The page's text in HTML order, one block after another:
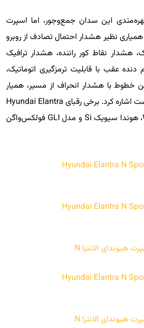
این سدان جمع‌وجور، اما اسپرت
نظیر هشدار احتمال تصادف از روبرو
هشدار نقاط کور راننده، هشدار ترافیک
عقب با قابلیت ترمزگیری اتوماتیک،
خطوط با هشدار انحراف از مسیر، همیار
نوربالا و مورادی از این دست اشاره کرد. برخی رقبای Hyundai Elantra
N عبارتند از سوبارو WRX، هوندا سیویک Si و مدل GLI فولکس‌واگن